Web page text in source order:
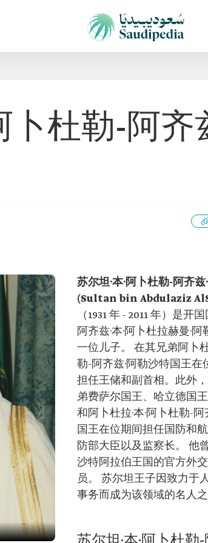
卜杜勒-阿齐
苏尔坦·本·阿卜杜勒-阿齐兹
(Sultan bin Abdulaziz
（1931 年 - 2011 年）是开
阿齐兹·本·阿卜杜拉赫曼·
一位儿子。 在其兄弟阿卜
勒-阿齐兹·阿勒沙特国王在
担任王储和副首相。此外
弟费萨尔国王、哈立德国
和阿卜杜拉·本·阿卜杜勒-
国王在位期间担任国防和
防部大臣以及监察长。 他
沙特阿拉伯王国的官方外
员。 苏尔坦王子因致力于
事务而成为该领域的名人之